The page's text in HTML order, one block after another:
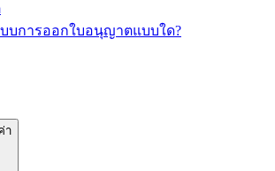
บบการออกใบอนุญาตแบบใด?
า